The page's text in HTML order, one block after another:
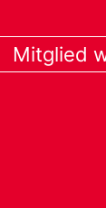
Mitglied